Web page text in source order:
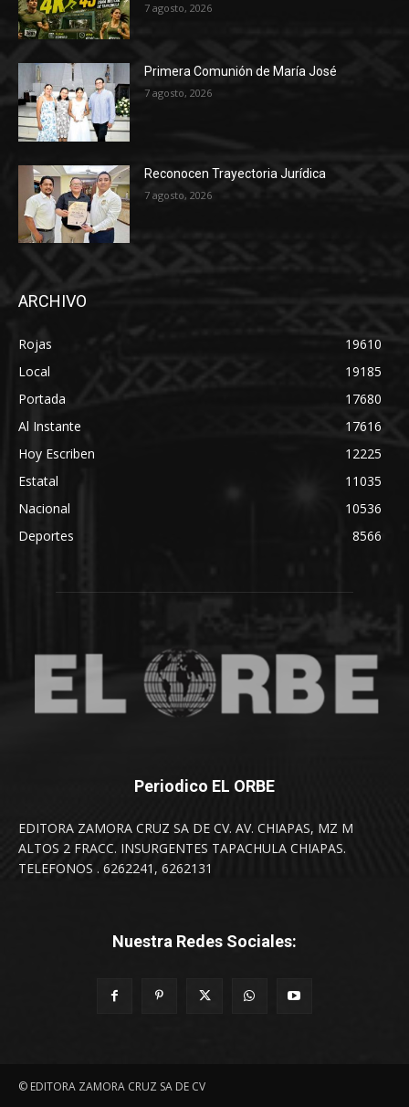
7 agosto, 2026
Primera Comunión de María José
7 agosto, 2026
Reconocen Trayectoria Jurídica
7 agosto, 2026
ARCHIVO
Rojas
19610
Local
19185
Portada
17680
Al Instante
17616
Hoy Escriben
12225
Estatal
11035
Nacional
10536
Deportes
8566
Periodico EL ORBE
EDITORA ZAMORA CRUZ SA DE CV. AV. CHIAPAS, MZ M
ALTOS 2 FRACC. INSURGENTES TAPACHULA CHIAPAS.
TELEFONOS . 6262241, 6262131
Nuestra Redes Sociales:
© EDITORA ZAMORA CRUZ SA DE CV